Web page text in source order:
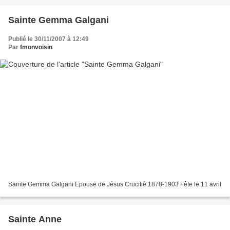
Sainte Gemma Galgani
Publié le 30/11/2007 à 12:49
Par fmonvoisin
Sainte Gemma Galgani Epouse de Jésus Crucifié 1878-1903 Fête le 11 avril
Sainte Anne